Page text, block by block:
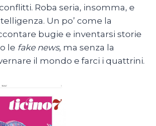
Roba seria, insomma, e
Un po’ come la
bugie e inventarsi storie
le fake news, ma senza la
il mondo e farci i quattrini.